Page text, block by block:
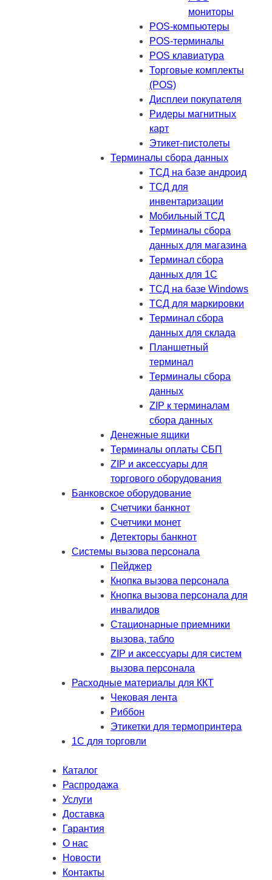
мониторы
POS-компьютеры
POS-терминалы
POS клавиатура
Торговые комплекты
(POS)
Дисплеи покупателя
Ридеры магнитных
карт
Этикет-пистолеты
Терминалы сбора данных
ТСД на базе андроид
ТСД для
инвентаризации
Мобильный ТСД
Терминалы сбора
данных для магазина
Терминал сбора
данных для 1C
ТСД на базе Windows
ТСД для маркировки
Терминал сбора
данных для склада
Планшетный
терминал
Терминалы сбора
данных
ZIP к терминалам
сбора данных
Денежные ящики
Терминалы оплаты СБП
ZIP и аксессуары для
торгового оборудования
Банковское оборудование
Счетчики банкнот
Счетчики монет
Детекторы банкнот
Системы вызова персонала
Пейджер
Кнопка вызова персонала
Кнопка вызова персонала для
инвалидов
Стационарные приемники
вызова, табло
ZIP и аксессуары для систем
вызова персонала
Расходные материалы для ККТ
Чековая лента
Риббон
Этикетки для термопринтера
1С для торговли
Каталог
Распродажа
Услуги
Доставка
Гарантия
О нас
Новости
Контакты